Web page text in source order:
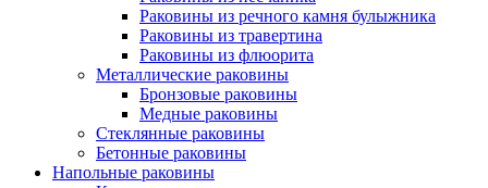
Раковины из речного камня булыжника
Раковины из травертина
Раковины из флюорита
Металлические раковины
Бронзовые раковины
Медные раковины
Стеклянные раковины
Бетонные раковины
Напольные раковины